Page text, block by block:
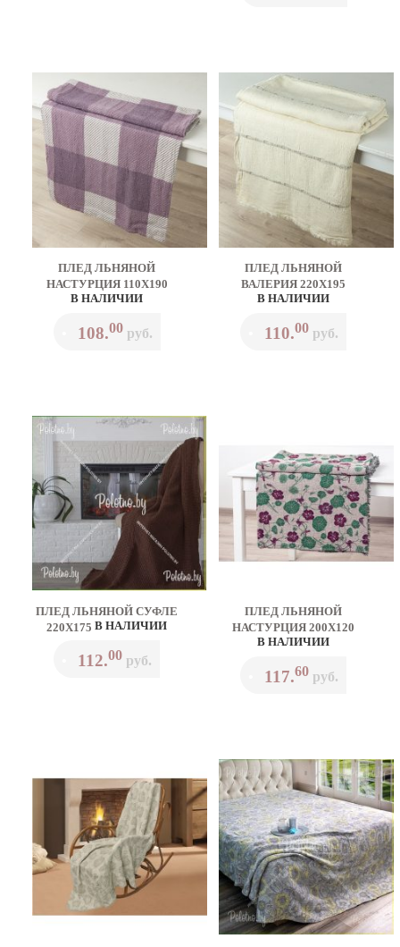
ПЛЕД ЛЬНЯНОЙ
НАСТУРЦИЯ 110Х190
В НАЛИЧИИ
108.00руб.
ПЛЕД ЛЬНЯНОЙ
ВАЛЕРИЯ 220Х195
В НАЛИЧИИ
110.00 руб.
ПЛЕД ЛЬНЯНОЙ СУФЛЕ
220Х175 В НАЛИЧИИ
112.00 руб.
ПЛЕД ЛЬНЯНОЙ
НАСТУРЦИЯ 200Х120
В НАЛИЧИИ
117.60 руб.